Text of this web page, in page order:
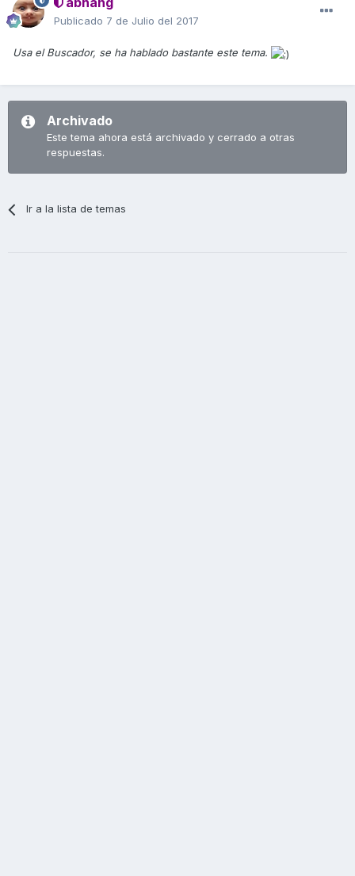
Publicado 7 de Julio del 2017
Usa el Buscador, se ha hablado bastante este tema.
Archivado
Este tema ahora está archivado y cerrado a otras
respuestas.
Ir a la lista de temas